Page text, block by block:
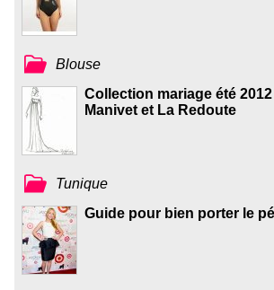
Blouse
Collection mariage été
Manivet et La Redoute
Tunique
Guide pour bien porter le